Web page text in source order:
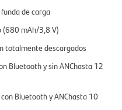
de carga
(680 mAh/3,8 V)
totalmente descargados
Bluetooth y sin ANChasta 12
Bluetooth y ANChasta 10